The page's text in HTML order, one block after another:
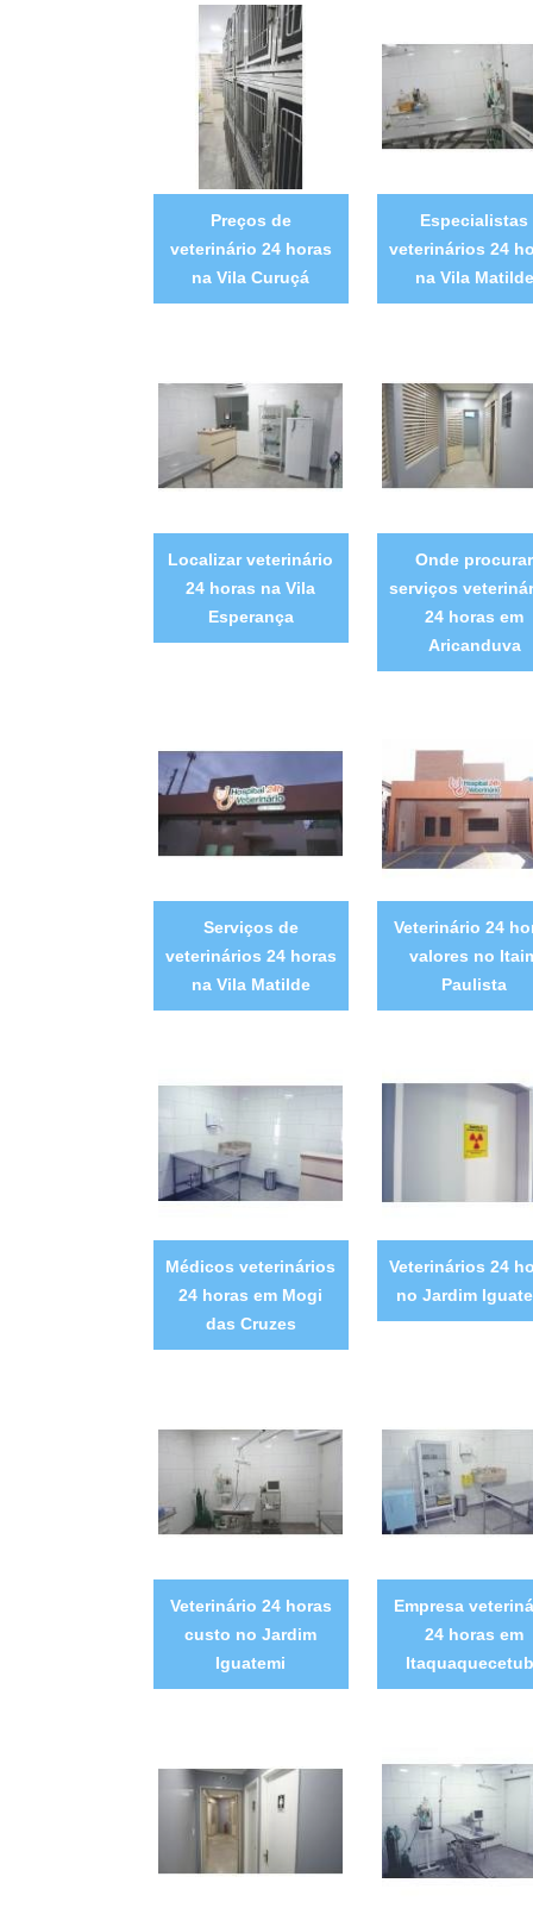
Preços de
veterinário 24 horas
na Vila Curuçá
Especialistas
veterinários 24
na Vila Matilde
Localizar veterinário
24 horas na Vila
Esperança
Onde procurar
serviços
24 horas em
Aricanduva
Serviços de
veterinários 24 horas
na Vila Matilde
Veterinário 24
valores no
Paulista
Médicos veterinários
24 horas em Mogi
das Cruzes
Veterinários 24
no Jardim
Veterinário 24 horas
custo no Jardim
Iguatemi
Empresa
24 horas em